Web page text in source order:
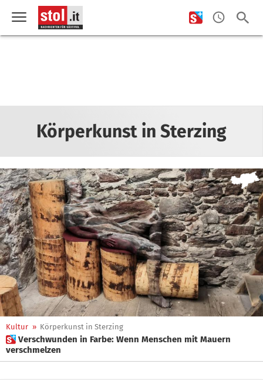
Körperkunst in Sterzing
Kultur » Körperkunst in Sterzing
 Verschwunden in Farbe: Wenn Menschen mit Mauern
verschmelzen